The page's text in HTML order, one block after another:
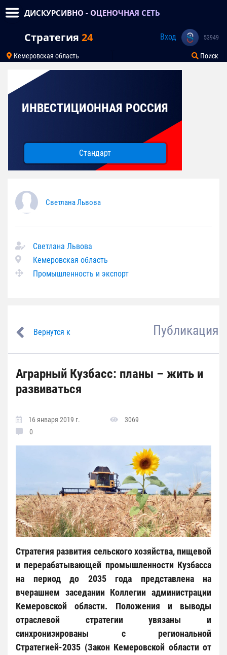
ДИСКУРСИВНО - ОЦЕНОЧНАЯ СЕТЬ
Стратегия 24 Вход 53949
Кемеровская область Поиск
ИНВЕСТИЦИОННАЯ РОССИЯ
Стандарт
Светлана Львова
Светлана Львова
Кемеровская область
Промышленность и экспорт
Вернутся к Публикация
Аграрный Кузбасс: планы – жить и
развиваться
16 января 2019 г.
3069
0
Стратегия развития сельского хозяйства, пищевой
и перерабатывающей промышленности Кузбасса
на период до 2035 года представлена на
вчерашнем заседании Коллегии администрации
Кемеровской области. Положения и выводы
отраслевой стратегии увязаны и
синхронизированы с региональной
Стратегией-2035 (Закон Кемеровской области от